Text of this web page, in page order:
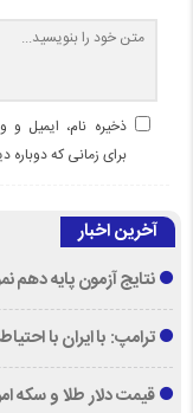
ذخیره نام، ایمیل
برای زمانی که
آخرین اخبار
نتایج آزمون پایه
ترامپ: با ایران با
قیمت دلار طلا و سکه امروز